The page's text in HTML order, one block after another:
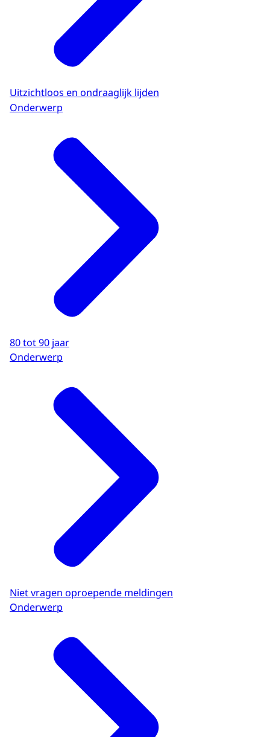
Uitzichtloos en ondraaglijk lijden
Onderwerp
80 tot 90 jaar
Onderwerp
Niet vragen oproepende meldingen
Onderwerp